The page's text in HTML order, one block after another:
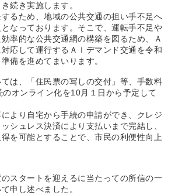
続き実施します。
るため、地域の公共交通の担い手不足へ
なっております。そこで、運転手不足や
率的な公共交通網の構築を図るため、Ａ
対応して運行するＡＩデマンド交通を令和
備を進めてまいります。
は、「住民票の写しの交付」等、手数料
オンライン化を10月１日から予定して
より自宅から手続の申請ができ、クレジ
シュレス決済により支払いまで完結し、
を可能とすることで、市民の利便性向上
スタートを迎えるに当たっての所信の一
申し述べました。